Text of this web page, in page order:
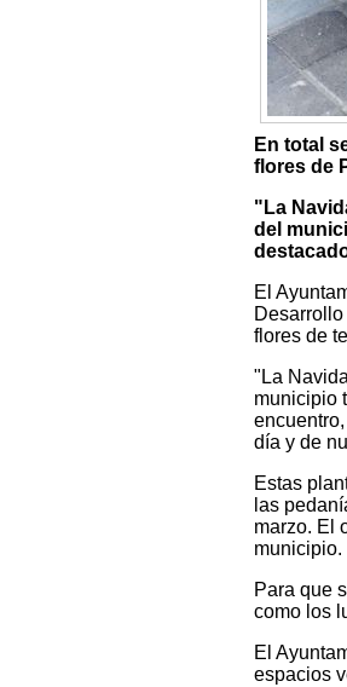
En total
flores de
"La
del
El
flores de
"La
municipio
día y de
Estas
las
marzo. El
municipio.
Para que
como los
El
espacios